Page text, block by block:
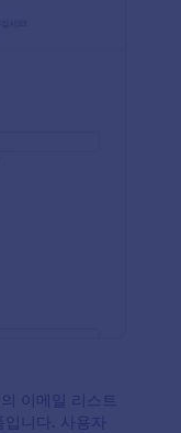
이메일 리스트
니다. 사용자